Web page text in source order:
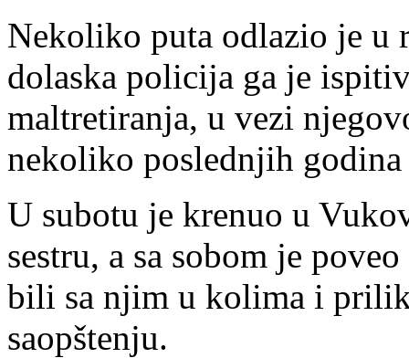
Nekoliko puta odlazio je u
dolaska policija ga je
maltretiranja, u vezi
nekoliko poslednjih
U subotu je krenuo u
sestru, a sa sobom je
bili sa njim u kolima i
saopštenju.